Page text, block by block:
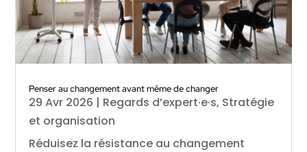
Penser au changement avant même de changer
29 Avr 2026 | Regards d’expert·e·s, Stratégie
et organisation
Réduisez la résistance au changement